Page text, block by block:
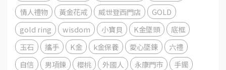
情人禮物
黃金花戒 威世登西門店
GOLD
gold ring
wisdom 小寶貝 K金墜頭
底框
玉石
攜手 K金 k金保養 愛心墜鍊
六禮
自信
男項鍊 櫻桃 外國人 永康門市
手鐲